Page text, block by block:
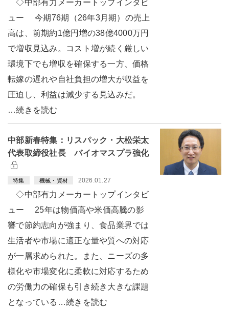
◇中部有力メーカートップインタビ
ュー 今期76期（26年3月期）の売上
高は、前期約1億円増の38億4000万円
で増収見込み。コスト増が続く厳しい
環境下でも増収を確保する一方、価格
転嫁の遅れや自社負担の増大が収益を
圧迫し、利益は減少する見込みだ。
…続きを読む
中部新春特集：リスパック・大松栄太
代表取締役社長 バイオマスプラ強化
特集 機械・資材 2026.01.27
◇中部有力メーカートップインタビ
ュー 25年は物価高や米価高騰の影
響で節約志向が強まり、食品業界では
生活者や市場に適正な量や質への対応
が一層求められた。また、ニーズの多
様化や市場変化に柔軟に対応するため
の労働力の確保も引き続き大きな課題
となっている…続きを読む